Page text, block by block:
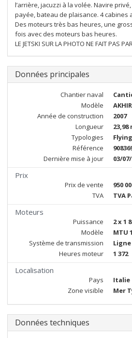
l’arrière, jacuzzi à la volée. Navire
payée, bateau de plaisance. 4 cabines
Des moteurs très bas heures, une
fois avec des moteurs bas heures.
LE JETSKI SUR LA PHOTO NE FAIT PAS
Données principales
Chantier naval
Modèle
Année de construction
2007
Longueur
23,98
Typologies
Référence
Dernière mise à jour
03/
Prix
Prix de vente
950
TVA
TVA
Moteurs
Puissance
2 x 1
Modèle
MTU
Système de transmission
Heures moteur
1 372
Localisation
Pays
Italie
Zone visible
Mer
Données techniques